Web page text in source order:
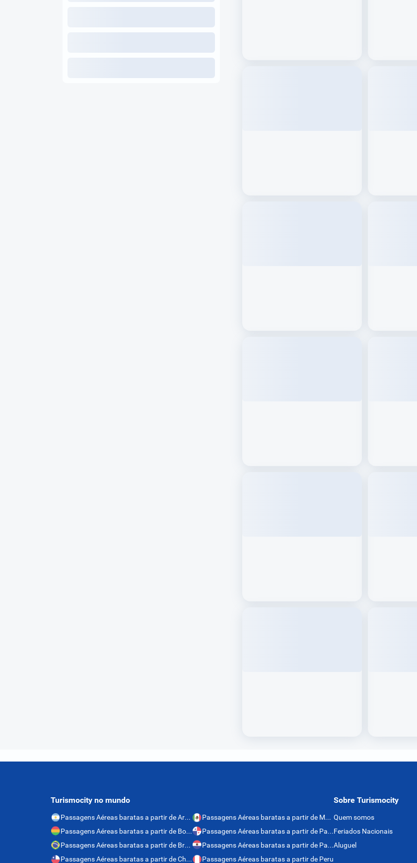
Turismocity no mundo
Passagens Aéreas baratas a partir de Argentina
Passagens Aéreas baratas a partir de Bolívia
Passagens Aéreas baratas a partir de Brasil
Passagens Aéreas baratas a partir de Chile
Passagens Aéreas baratas a partir de México
Passagens Aéreas baratas a partir de Panamá
Passagens Aéreas baratas a partir de Paraguai
Passagens Aéreas baratas a partir de Peru
Sobre Turismocity
Quem somos
Feriados Nacionais
Aluguel